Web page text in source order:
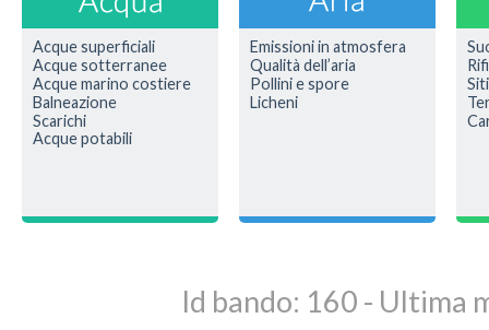
Acque superficiali
Acque sotterranee
Acque marino costiere
Balneazione
Scarichi
Acque potabili
Emissioni in atmosfera
Qualità dell’aria
Pollini e spore
Licheni
Id bando: 160 - Ultima